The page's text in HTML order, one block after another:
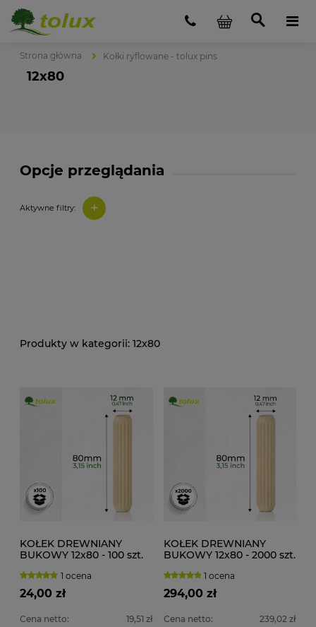
Strona główna Kołki ryflowane - tolux pins
12x80
Opcje przeglądania
Aktywne filtry: +
12x80
KOŁEK DREWNIANY
BUKOWY 12x80 - 100 szt.
1 ocena
24,00 zł
Cena netto: 19,51 zł
KOŁEK DREWNIANY
BUKOWY 12x80 - 2000 szt.
1 ocena
294,00 zł
Cena netto: 239,02 zł